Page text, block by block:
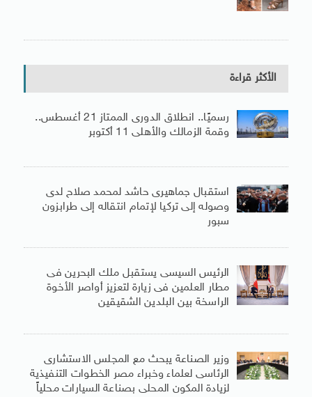
الأكثر قراءة
رسميًا.. انطلاق الدورى الممتاز 21 أغسطس..
وقمة الزمالك والأهلى 11 أكتوبر
استقبال جماهيرى حاشد لمحمد صلاح لدى
وصوله إلى تركيا لإتمام انتقاله إلى طرابزون
سبور
الرئيس السيسى يستقبل ملك البحرين فى
مطار العلمين فى زيارة لتعزيز أواصر الأخوة
الراسخة بين البلدين الشقيقين
وزير الصناعة يبحث مع المجلس الاستشارى
الرئاسى لعلماء وخبراء مصر الخطوات التنفيذية
لزيادة المكون المحلى بصناعة السيارات محلياً